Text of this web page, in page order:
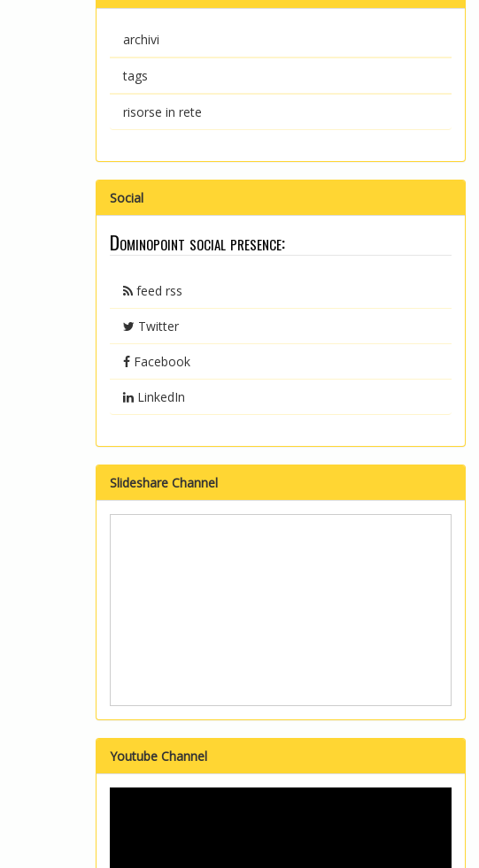
archivi
tags
risorse in rete
Social
Dominopoint social presence:
feed rss
Twitter
Facebook
LinkedIn
Slideshare Channel
Youtube Channel